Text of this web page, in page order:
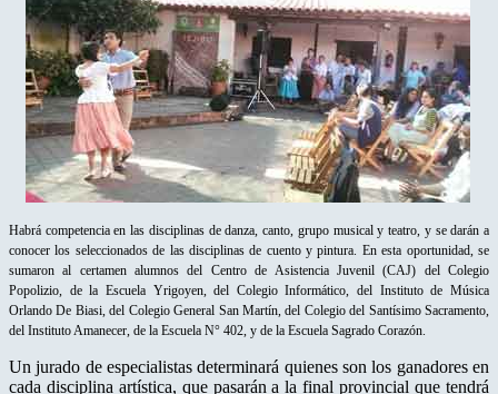
Habrá competencia en las disciplinas de danza, canto, grupo musical y teatro, y se darán a
conocer los seleccionados de las disciplinas de cuento y pintura. En esta oportunidad, se
sumaron al certamen alumnos del Centro de Asistencia Juvenil (CAJ) del Colegio
Popolizio, de la Escuela Yrigoyen, del Colegio Informático, del Instituto de Música
Orlando De Biasi, del Colegio General San Martín, del Colegio del Santísimo Sacramento,
del Instituto Amanecer, de la Escuela N° 402, y de la Escuela Sagrado Corazón.
Un jurado de especialistas determinará quienes son los ganadores en
cada disciplina artística, que pasarán a la final provincial que tendrá